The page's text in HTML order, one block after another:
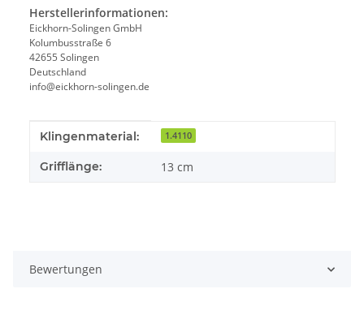
Herstellerinformationen:
Eickhorn-Solingen GmbH
Kolumbusstraße 6
42655 Solingen
Deutschland
info@eickhorn-solingen.de
Produkteigenschaft
Wert
Klingenmaterial: 1.4110
Grifflänge: 13 cm
Bewertungen